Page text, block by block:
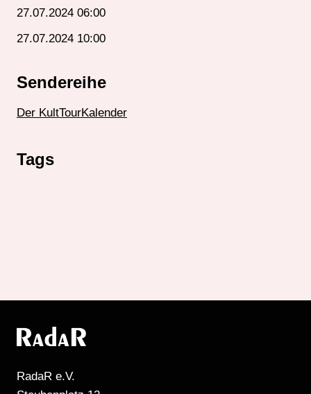
27.07.2024 06:00
27.07.2024 10:00
Sendereihe
Der KultTourKalender
Tags
RadaR e.V.